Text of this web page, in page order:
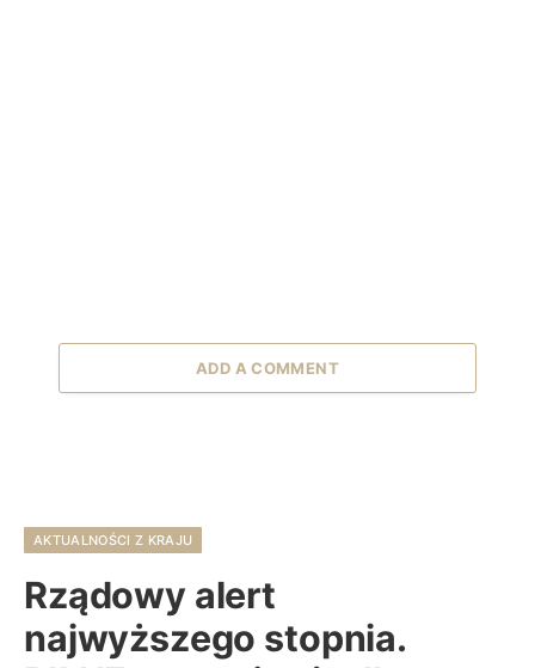
ADD A COMMENT
AKTUALNOŚCI Z KRAJU
Rządowy alert
najwyższego stopnia.